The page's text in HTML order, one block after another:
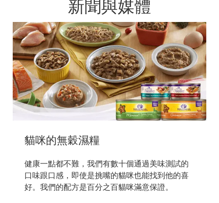
新聞與媒體
貓咪的無穀濕糧
健康一點都不難，我們有數十個通過美味測試的
口味跟口感，即使是挑嘴的貓咪也能找到他的喜
好。我們的配方是百分之百貓咪滿意保證。